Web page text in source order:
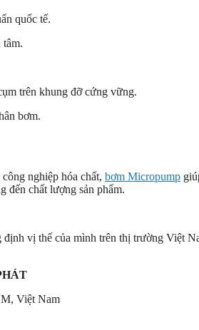
quốc tế.
tâm.
trên khung đỡ cứng vững.
bơm.
nghiệp hóa chất, bơm Micropump
đến chất lượng sản phẩm.
vị thế của mình trên thị trường Việt
Việt Nam